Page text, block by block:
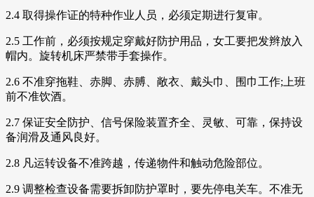
2.4 取得操作证的特种作业人员，必须定期进行复审。
2.5 工作前，必须按规定穿戴好防护用品，女工要把发辫放入
帽内。旋转机床严禁带手套操作。
2.6 不准穿拖鞋、赤脚、赤膊、敞衣、戴头巾、围巾工作;上班
前不准饮酒。
2.7 保证安全防护、信号保险装置齐全、灵敏、可靠，保持设
备润滑及通风良好。
2.8 凡运转设备不准跨越，传递物件和触动危险部位。
2.9 调整检查设备需要拆卸防护罩时，要先停电关车。不准无